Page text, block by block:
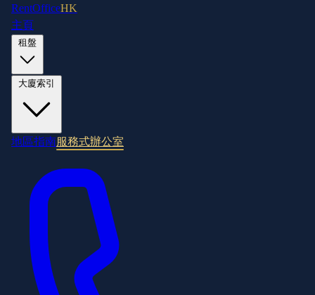
RentOfficeHK
主頁
地區指南服務式辦公室